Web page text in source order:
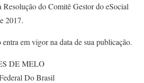
Resolução do Comitê Gestor do eSocial
2017.
em vigor na data de sua publicação.
DE MELO
Do Brasil